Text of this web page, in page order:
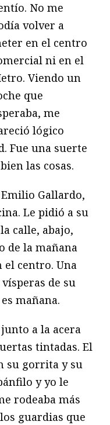
No me
volver a
en el centro
ni en el
Viendo un
que
me
lógico
Fue una suerte
las cosas.
Gallardo,
Le pidió a su
calle, abajo,
de la mañana
el centro. Una
de su
mañana.
a la acera
tintadas. El
su gorrita y su
y yo le
rodeaba más
guardias que